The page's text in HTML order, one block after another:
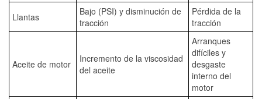
Llantas
Bajo (PSI) y disminución de
tracción
Pérdida de la
tracción
Aceite de motor
Incremento de la viscosidad
del aceite
Arranques
difíciles y
desgaste
interno del
motor